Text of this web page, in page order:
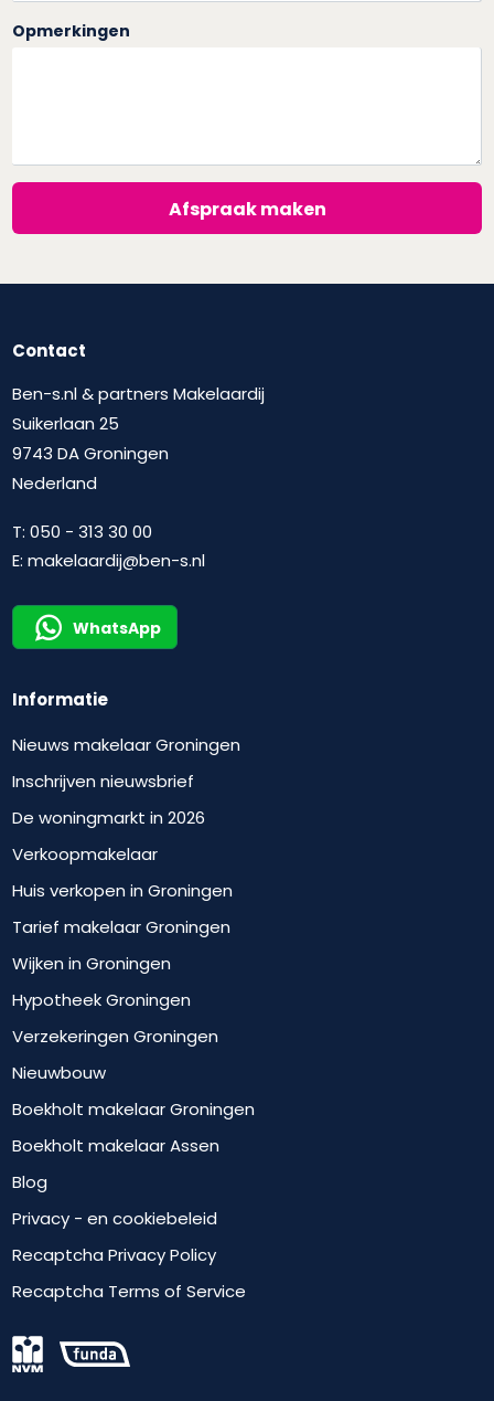
Opmerkingen
Afspraak maken
Contact
Ben-s.nl & partners Makelaardij
Suikerlaan 25
9743 DA Groningen
Nederland
T:050 - 313 30 00
E:makelaardij@ben-s.nl
WhatsApp
Informatie
Nieuws makelaar Groningen
Inschrijven nieuwsbrief
De woningmarkt in 2026
Verkoopmakelaar
Huis verkopen in Groningen
Tarief makelaar Groningen
Wijken in Groningen
Hypotheek Groningen
Verzekeringen Groningen
Nieuwbouw
Boekholt makelaar Groningen
Boekholt makelaar Assen
Blog
Privacy - en cookiebeleid
Recaptcha Privacy Policy
Recaptcha Terms of Service